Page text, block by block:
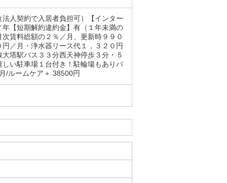
人契約で入居者負担可）【インター
【短期解約違約金】有（１年未満の
賃料総額の２％／月、更新時９９０
／月・浄水器リース代１，３２０円
塔駅バス３３分西天神停歩３分・５
い駐車場１台付き！駐輪場もありバ
/ルームケア＋ 38500円